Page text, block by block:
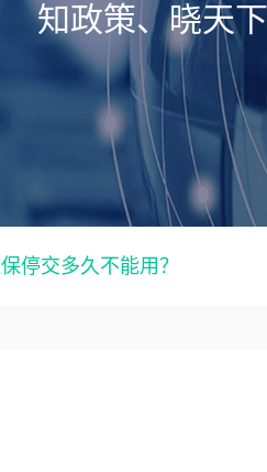
知政策、晓天
停交多久不能用？